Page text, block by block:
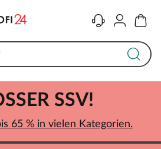
KontaktKonto
SSV!
65 % in vielen Kategorien.